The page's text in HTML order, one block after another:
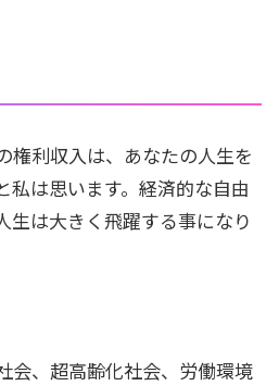
権利収入は、あなたの人生を
私は思います。経済的な自由
生は大きく飛躍する事になり
会、超高齢化社会、労働環境